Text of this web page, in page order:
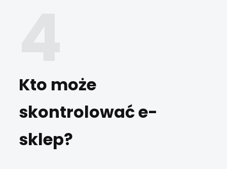
Kto może
skontrolować e-
sklep?